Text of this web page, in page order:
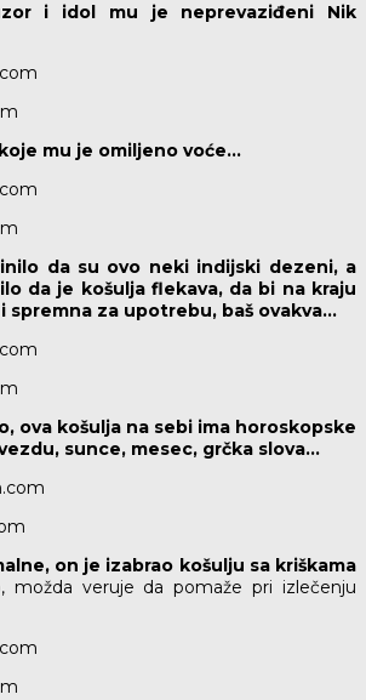
i idol mu je neprevaziđeni Nik
mu je omiljeno voće…
da su ovo neki indijski dezeni, a
da je košulja flekava, da bi na kraju
spremna za upotrebu, baš ovakva…
ova košulja na sebi ima horoskopske
sunce, mesec, grčka slova…
on je izabrao košulju sa kriškama
možda veruje da pomaže pri izlečenju